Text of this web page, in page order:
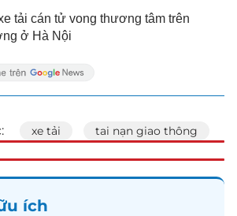
tải cán tử vong thương tâm trên
ở Hà Nội
xe tải tai nạn giao thông
ích